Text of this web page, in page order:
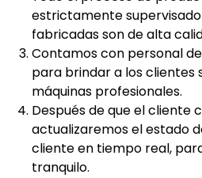
estrictamente
fabricadas son de alta
Contamos con personal
para brindar a los clientes
máquinas profesionales.
Después de que el cliente
actualizaremos el estado
cliente en tiempo real,
tranquilo.